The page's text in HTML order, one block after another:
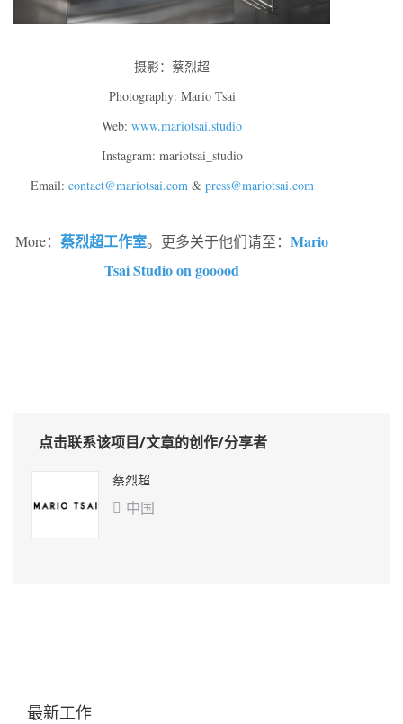
摄影：蔡烈超
Photography: Mario Tsai
Web: www.mariotsai.studio
Instagram: mariotsai_studio
Email: contact@mariotsai.com & press@mariotsai.com
More： 蔡烈超工作室。更多关于他们请至： Mario
Tsai Studio on gooood
点击联系该项目/文章的创作/分享者
蔡烈超
 中国
最新工作